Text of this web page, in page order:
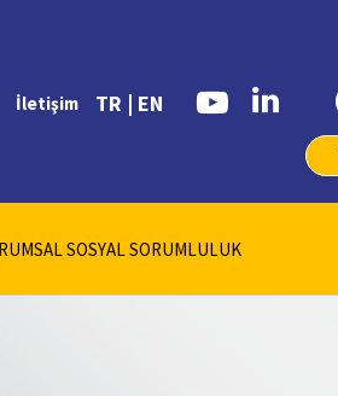
İletişim TR | EN
SOSYAL SORUMLULUK